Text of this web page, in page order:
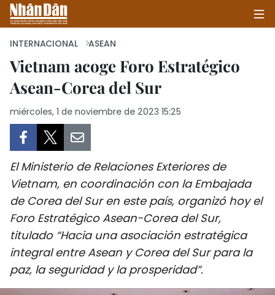
INICIO
POLÍTICA
SOCIEDAD
SALUD - MEDIO AMBIENTE
CULTURA - ENTRETENIMIENTO
INTERNACIONAL
DEPORTES
INTERNACIONAL ASEAN
Vietnam acoge Foro Estratégico
Asean-Corea del Sur
miércoles, 1 de noviembre de 2023 15:25
El Ministerio de Relaciones Exteriores de
Vietnam, en coordinación con la Embajada
de Corea del Sur en este país, organizó hoy el
Foro Estratégico Asean-Corea del Sur,
titulado “Hacia una asociación estratégica
integral entre Asean y Corea del Sur para la
paz, la seguridad y la prosperidad”.